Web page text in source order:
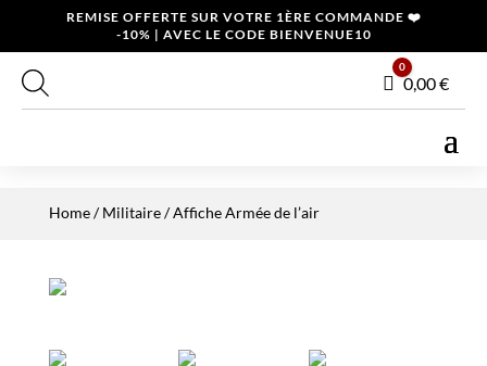
REMISE OFFERTE SUR VOTRE 1ÈRE COMMANDE ❤️
-10% | AVEC LE CODE BIENVENUE10
Panier
0
0,00€
Home/Militaire/ Affiche Armée de l’air